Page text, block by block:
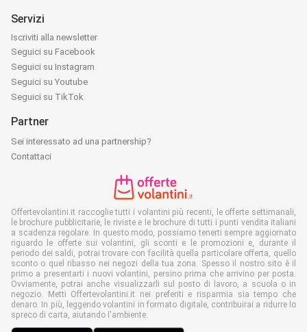
Servizi
Iscriviti alla newsletter
Seguici su Facebook
Seguici su Instagram
Seguici su Youtube
Seguici su TikTok
Partner
Sei interessato ad una partnership?
Contattaci
Offertevolantini.it raccoglie tutti i volantini più recenti, le offerte settimanali,
le brochure pubblicitarie, le riviste e le brochure di tutti i punti vendita italiani
a scadenza regolare. In questo modo, possiamo tenerti sempre aggiornato
riguardo le offerte sui volantini, gli sconti e le promozioni e, durante il
periodo dei saldi, potrai trovare con facilità quella particolare offerta, quello
sconto o quel ribasso nei negozi della tua zona. Spesso il nostro sito è il
primo a presentarti i nuovi volantini, persino prima che arrivino per posta.
Ovviamente, potrai anche visualizzarli sul posto di lavoro, a scuola o in
negozio. Metti Offertevolantini.it nei preferiti e risparmia sia tempo che
denaro. In più, leggendo volantini in formato digitale, contribuirai a ridurre lo
spreco di carta, aiutando l'ambiente.